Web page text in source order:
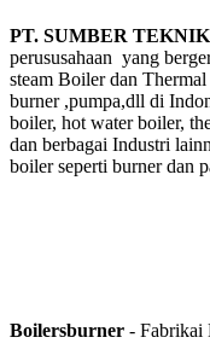
PT. SUMBER
perususahaan yang
steam Boiler dan
burner ,pumpa,dll di
boiler, hot water boiler,
dan berbagai Industri
boiler seperti burner dan
Boilersburner - Fabrikai